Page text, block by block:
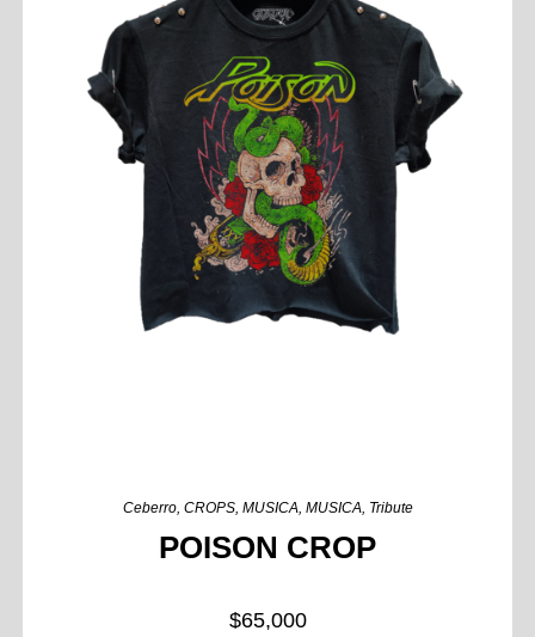
Ceberro, CROPS, MUSICA, MUSICA, Tribute
POISON CROP
$65,000